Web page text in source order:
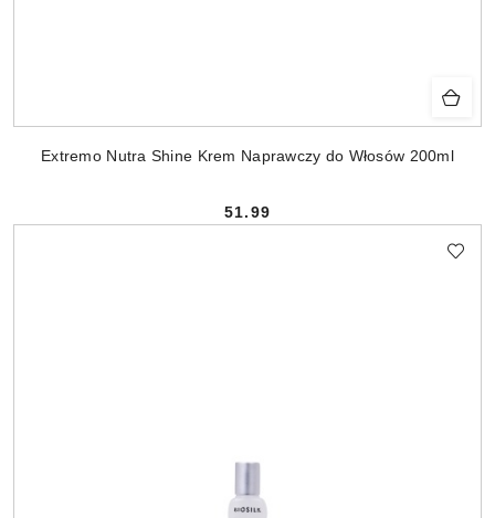
Extremo Nutra Shine Krem Naprawczy do Włosów 200ml
Cena:
51.99